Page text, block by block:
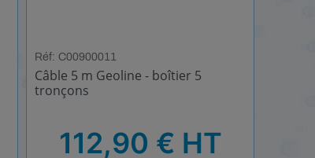
Réf: C00900011
Câble 5 m Geoline - boîtier 5
tronçons
112,90 € HT